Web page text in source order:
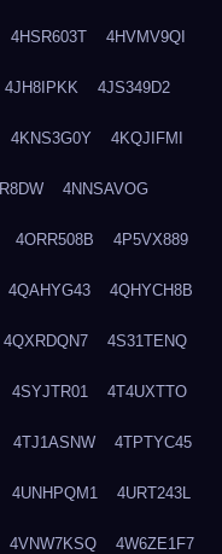
4HSR603T 4HVMV9QI
4JH8IPKK 4JS349D2
4KNS3G0Y 4KQJIFMI
4NNSAVOG
4ORR508B 4P5VX889
4QAHYG43 4QHYCH8B
4QXRDQN7 4S31TENQ
4SYJTR01 4T4UXTTO
4TJ1ASNW 4TPTYC45
4UNHPQM1 4URT243L
4VNW7KSQ 4W6ZE1F7